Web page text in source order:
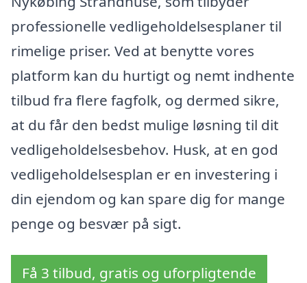
professionelle vedligeholdelsesplaner til
rimelige priser. Ved at benytte vores
platform kan du hurtigt og nemt indhente
tilbud fra flere fagfolk, og dermed sikre,
at du får den bedst mulige løsning til dit
vedligeholdelsesbehov. Husk, at en god
vedligeholdelsesplan er en investering i
din ejendom og kan spare dig for mange
penge og besvær på sigt.
Få 3 tilbud, gratis og uforpligtende